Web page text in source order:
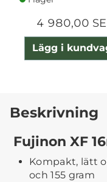
4 980,00
Lägg i
Beskrivning
Fujinon XF
Kompakt, lätt
och 155 gram